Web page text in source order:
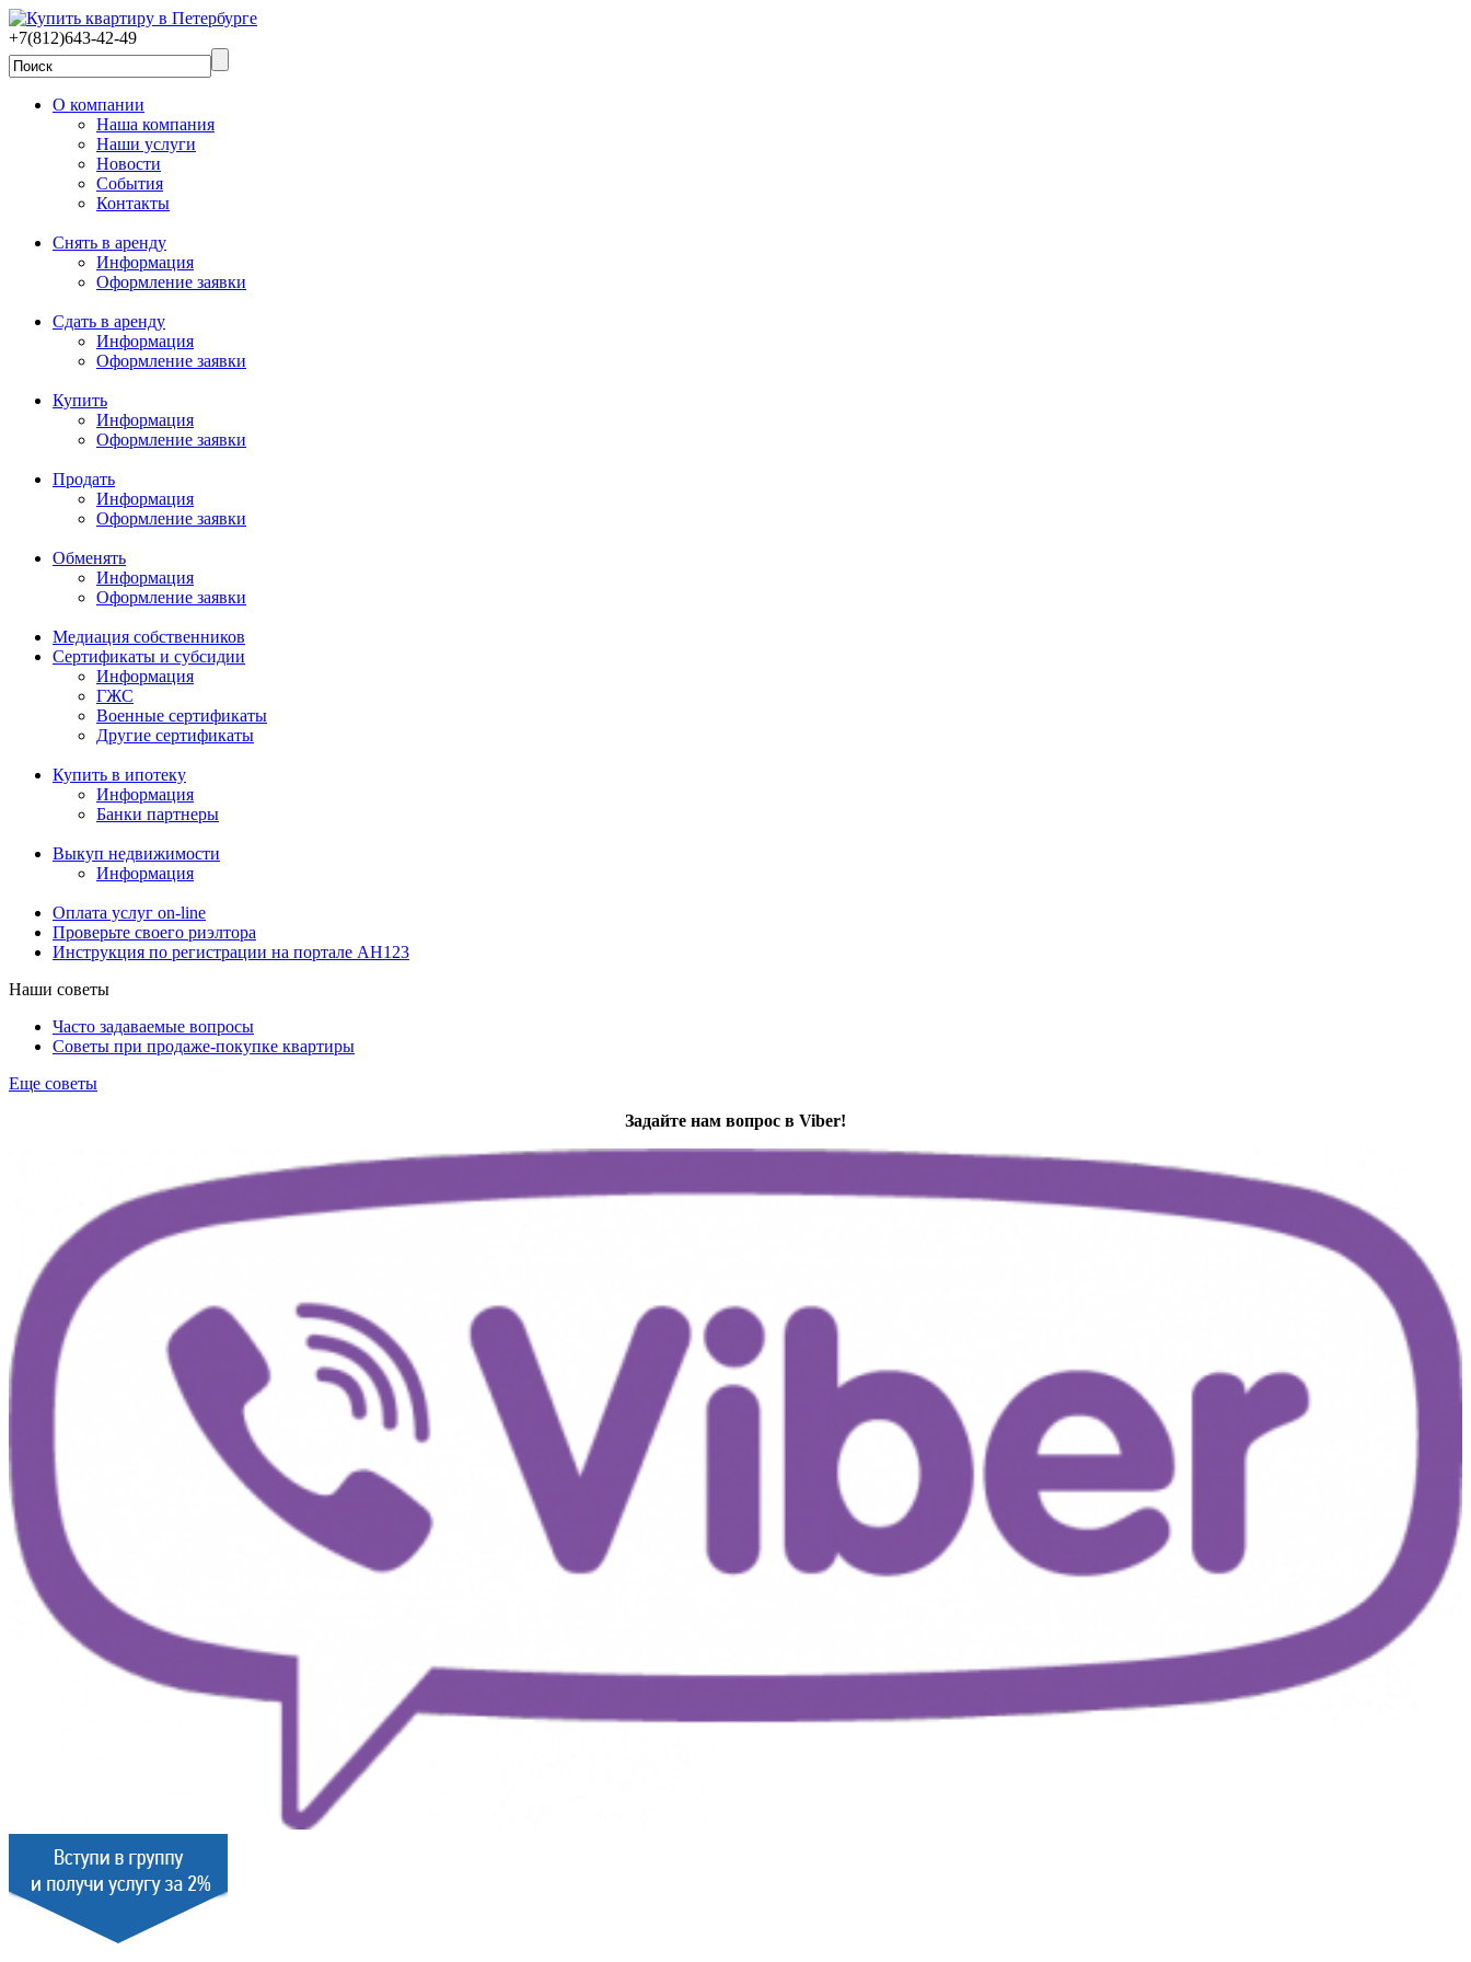
+7(812)643-42-49
О компании
Наша компания
Наши услуги
Новости
События
Контакты
Снять в аренду
Информация
Оформление заявки
Сдать в аренду
Информация
Оформление заявки
Купить
Информация
Оформление заявки
Продать
Информация
Оформление заявки
Обменять
Информация
Оформление заявки
Медиация собственников
Сертификаты и субсидии
Информация
ГЖС
Военные сертификаты
Другие сертификаты
Купить в ипотеку
Информация
Банки партнеры
Выкуп недвижимости
Информация
Оплата услуг on-line
Проверьте своего риэлтора
Инструкция по регистрации на портале АН123
Наши советы
Часто задаваемые вопросы
Советы при продаже-покупке квартиры
Еще советы
Задайте нам вопрос в Viber!